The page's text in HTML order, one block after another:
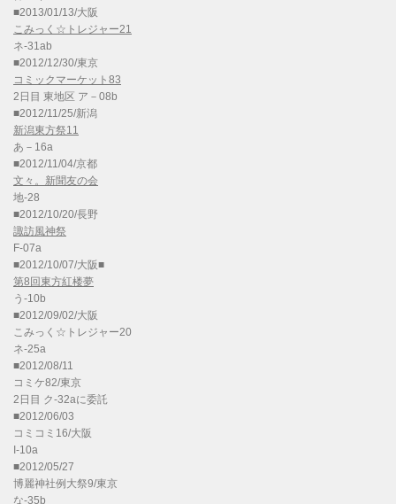
■2013/01/13/大阪
こみっく☆トレジャー21
ネ-31ab
■2012/12/30/東京
コミックマーケット83
2日目 東地区 ア－08b
■2012/11/25/新潟
新潟東方祭11
あ－16a
■2012/11/04/京都
文々。新聞友の会
地-28
■2012/10/20/長野
諏訪風神祭
F-07a
■2012/10/07/大阪■
第8回東方紅楼夢
う-10b
■2012/09/02/大阪
こみっく☆トレジャー20
ネ-25a
■2012/08/11
コミケ82/東京
2日目 ク-32aに委託
■2012/06/03
コミコミ16/大阪
I-10a
■2012/05/27
博麗神社例大祭9/東京
な-35b